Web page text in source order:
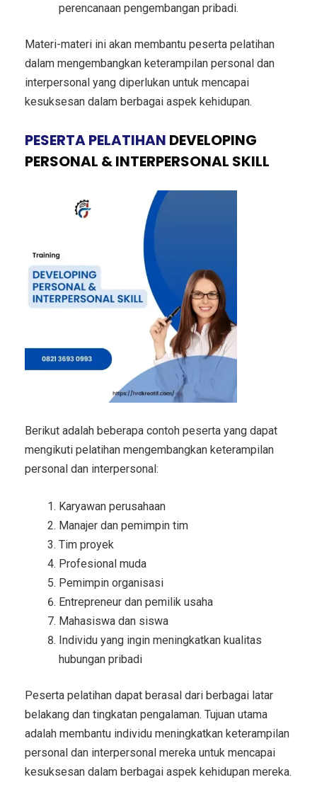
perencanaan pengembangan pribadi.
Materi-materi ini akan membantu peserta pelatihan
dalam mengembangkan keterampilan personal dan
interpersonal yang diperlukan untuk mencapai
kesuksesan dalam berbagai aspek kehidupan.
PESERTA PELATIHAN DEVELOPING
PERSONAL & INTERPERSONAL SKILL
Berikut adalah beberapa contoh peserta yang dapat
mengikuti pelatihan mengembangkan keterampilan
personal dan interpersonal:
Karyawan perusahaan
Manajer dan pemimpin tim
Tim proyek
Profesional muda
Pemimpin organisasi
Entrepreneur dan pemilik usaha
Mahasiswa dan siswa
Individu yang ingin meningkatkan kualitas
hubungan pribadi
Peserta pelatihan dapat berasal dari berbagai latar
belakang dan tingkatan pengalaman. Tujuan utama
adalah membantu individu meningkatkan keterampilan
personal dan interpersonal mereka untuk mencapai
kesuksesan dalam berbagai aspek kehidupan mereka.